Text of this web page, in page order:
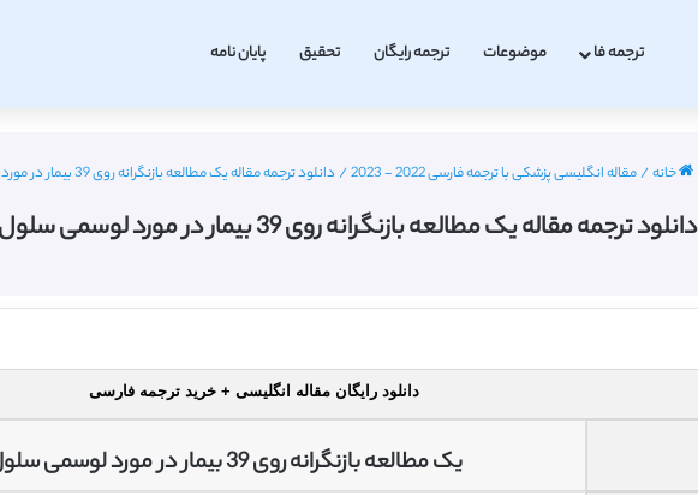
ترجمه فا موضوعات ترجمه رایگان تحقیق پایان نامه
خانه/مقاله انگلیسی پزشکی با ترجمه فارسی 2022 - 2023 / دانلود ترجمه مقاله یک مطالعه بازنگرانه روی 39 بیمار در مورد لوسمی سلول مویی – Rjme 2013
دانلود ترجمه مقاله یک مطالعه بازنگرانه روی 39 بیمار در مورد لوسمی سلول مویی – Rjme 2013
دانلود رایگان مقاله انگلیسی + خرید ترجمه فارسی
یک مطالعه بازنگرانه روی 39 بیمار در مورد لوسمی سلول مویی- نوع نادری از سرطان خون